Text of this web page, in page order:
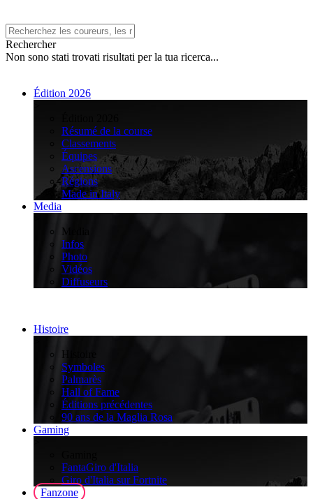
Rechercher
Non sono stati trovati risultati per la tua ricerca...
Édition 2026
Résumé de la course
Classements
Équipes
Ascensions
Régions
Made in Italy
Media
Media
Infos
Photo
Vidéos
Diffuseurs
Histoire
Histoire
Symboles
Palmarès
Hall of Fame
Éditions précédentes
90 ans de la Maglia Rosa
Gaming
FantaGiro d'Italia
Giro d'Italia sur Fortnite
Fanzone